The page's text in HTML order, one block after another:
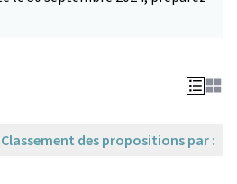
Classement des propositions par :